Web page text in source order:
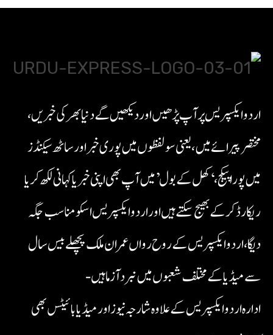
اردو ایکسپریس پر آپ پڑھیں اور دیکھیں گے دنیا بھر کی خبریں،
مختصر پیرائے میں، یعنی سو لفظوں میں پوری خبر اور ساٹھ سیکنڈز
میں پورا پیکج، ‘کھل کے بول’ میں آپ بھی اپنی خبر یا کہانی لکھ کر یا
ریکارڈ کر کے بھیج سکتے ہیں اور اردو ایکسپریس اسکو مناسب جگہ
دیگا، اردو ایکسپریس کے روح رواں عمران ملک پچھلے بیس سال
سے میڈیا کے مختلف شعبوں میں نبرد آزما ہیں-
ادارہ اردو ایکسپریس کے علاوہ شارجہ نیوز اور میڈیا بائیٹس بھی